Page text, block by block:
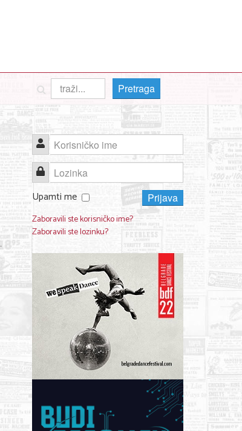
Pretraga
Korisničko ime
Lozinka
Upamti me
Prijava
Zaboravili ste korisničko ime?
Zaboravili ste lozinku?